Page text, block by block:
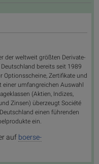
der weltweit größten Derivate-
bereits seit 1989
Optionsscheine, Zertifikate und
einer umfangreichen Auswahl
(Aktien, Indizes,
Zinsen) überzeugt Société
einen führenden
ein.
auf boerse-